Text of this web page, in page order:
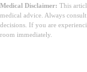
Medical Disclaimer: This
medical advice. Always
decisions. If you are
room immediately.